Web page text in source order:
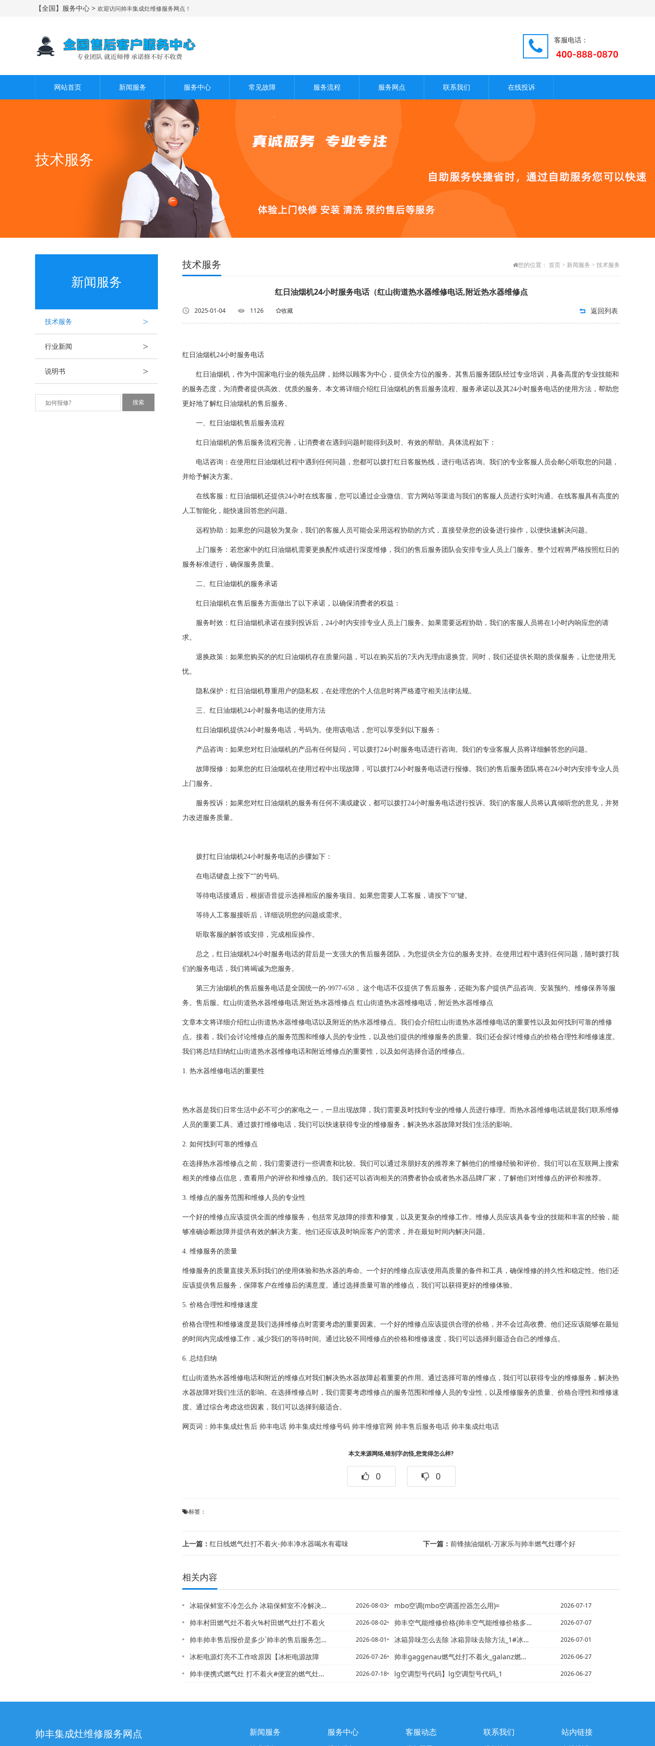
【全国】服务中心 > 欢迎访问帅丰集成灶维修服务网点！
客服电话：
网站首页 新闻服务 服务中心 常见故障 服务流程 服务网点 联系我们 在线投诉
技术服务
新闻服务
技术服务 >
行业新闻 >
说明书 >
技术服务 您的位置： 首页 > 新闻服务 > 技术服务
红日油烟机24小时服务电话（红山街道热水器维修电话,附近热水器维修点
2025-01-04 1126 收藏 返回列表
红日油烟机24小时服务电话
红日油烟机，作为中国家电行业的领先品牌，始终以顾客为中心，提供全方位的服务。其售后服务团队经过专业培训，具备高度的专业技能和
的服务态度，为消费者提供高效、优质的服务。本文将详细介绍红日油烟机的售后服务流程、服务承诺以及其24小时服务电话的使用方法，帮助您
更好地了解红日油烟机的售后服务。
一、红日油烟机售后服务流程
红日油烟机的售后服务流程完善，让消费者在遇到问题时能得到及时、有效的帮助。具体流程如下：
电话咨询：在使用红日油烟机过程中遇到任何问题，您都可以拨打红日客服热线，进行电话咨询。我们的专业客服人员会耐心听取您的问题，
并给予解决方案。
在线客服：红日油烟机还提供24小时在线客服，您可以通过企业微信、官方网站等渠道与我们的客服人员进行实时沟通。在线客服具有高度的
人工智能化，能快速回答您的问题。
远程协助：如果您的问题较为复杂，我们的客服人员可能会采用远程协助的方式，直接登录您的设备进行操作，以便快速解决问题。
上门服务：若您家中的红日油烟机需要更换配件或进行深度维修，我们的售后服务团队会安排专业人员上门服务。整个过程将严格按照红日的
服务标准进行，确保服务质量。
二、红日油烟机的服务承诺
红日油烟机在售后服务方面做出了以下承诺，以确保消费者的权益：
服务时效：红日油烟机承诺在接到投诉后，24小时内安排专业人员上门服务。如果需要远程协助，我们的客服人员将在1小时内响应您的请
求。
退换政策：如果您购买的的红日油烟机存在质量问题，可以在购买后的7天内无理由退换货。同时，我们还提供长期的质保服务，让您使用无
忧。
隐私保护：红日油烟机尊重用户的隐私权，在处理您的个人信息时将严格遵守相关法律法规。
三、红日油烟机24小时服务电话的使用方法
红日油烟机提供24小时服务电话，号码为。使用该电话，您可以享受到以下服务：
产品咨询：如果您对红日油烟机的产品有任何疑问，可以拨打24小时服务电话进行咨询。我们的专业客服人员将详细解答您的问题。
故障报修：如果您的红日油烟机在使用过程中出现故障，可以拨打24小时服务电话进行报修。我们的售后服务团队将在24小时内安排专业人员
上门服务。
服务投诉：如果您对红日油烟机的服务有任何不满或建议，都可以拨打24小时服务电话进行投诉。我们的客服人员将认真倾听您的意见，并努
力改进服务质量。
拨打红日油烟机24小时服务电话的步骤如下：
在电话键盘上按下“”的号码。
等待电话接通后，根据语音提示选择相应的服务项目。如果您需要人工客服，请按下“0”键。
等待人工客服接听后，详细说明您的问题或需求。
听取客服的解答或安排，完成相应操作。
总之，红日油烟机24小时服务电话的背后是一支强大的售后服务团队，为您提供全方位的服务支持。在使用过程中遇到任何问题，随时拨打我
们的服务电话，我们将竭诚为您服务。
第三方油烟机的售后服务电话是全国统一的-9977-658 。这个电话不仅提供了售后服务，还能为客户提供产品咨询、安装预约、维修保养等服
务。售后服。红山街道热水器维修电话,附近热水器维修点 红山街道热水器维修电话，附近热水器维修点
文章本文将详细介绍红山街道热水器维修电话以及附近的热水器维修点。我们会介绍红山街道热水器维修电话的重要性以及如何找到可靠的维修
点。接着，我们会讨论维修点的服务范围和维修人员的专业性，以及他们提供的维修服务的质量。我们还会探讨维修点的价格合理性和维修速度。
我们将总结归纳红山街道热水器维修电话和附近维修点的重要性，以及如何选择合适的维修点。
1. 热水器维修电话的重要性
热水器是我们日常生活中必不可少的家电之一，一旦出现故障，我们需要及时找到专业的维修人员进行修理。而热水器维修电话就是我们联系维修
人员的重要工具。通过拨打维修电话，我们可以快速获得专业的维修服务，解决热水器故障对我们生活的影响。
2. 如何找到可靠的维修点
在选择热水器维修点之前，我们需要进行一些调查和比较。我们可以通过亲朋好友的推荐来了解他们的维修经验和评价。我们可以在互联网上搜索
相关的维修点信息，查看用户的评价和维修点的。我们还可以咨询相关的消费者协会或者热水器品牌厂家，了解他们对维修点的评价和推荐。
3. 维修点的服务范围和维修人员的专业性
一个好的维修点应该提供全面的维修服务，包括常见故障的排查和修复，以及更复杂的维修工作。维修人员应该具备专业的技能和丰富的经验，能
够准确诊断故障并提供有效的解决方案。他们还应该及时响应客户的需求，并在最短时间内解决问题。
4. 维修服务的质量
维修服务的质量直接关系到我们的使用体验和热水器的寿命。一个好的维修点应该使用高质量的备件和工具，确保维修的持久性和稳定性。他们还
应该提供售后服务，保障客户在维修后的满意度。通过选择质量可靠的维修点，我们可以获得更好的维修体验。
5. 价格合理性和维修速度
价格合理性和维修速度是我们选择维修点时需要考虑的重要因素。一个好的维修点应该提供合理的价格，并不会过高收费。他们还应该能够在最短
的时间内完成维修工作，减少我们的等待时间。通过比较不同维修点的价格和维修速度，我们可以选择到最适合自己的维修点。
6. 总结归纳
红山街道热水器维修电话和附近的维修点对我们解决热水器故障起着重要的作用。通过选择可靠的维修点，我们可以获得专业的维修服务，解决热
水器故障对我们生活的影响。在选择维修点时，我们需要考虑维修点的服务范围和维修人员的专业性，以及维修服务的质量、价格合理性和维修速
度。通过综合考虑这些因素，我们可以选择到最适合。
网页词： 帅丰集成灶售后 帅丰电话 帅丰集成灶维修号码 帅丰维修官网 帅丰售后服务电话 帅丰集成灶电话
本文来源网络,错别字勿怪,您觉得怎么样?
0 0
标签：
上一篇： 红日线燃气灶打不着火-帅丰净水器喝水有霉味 下一篇： 前锋抽油烟机-万家乐与帅丰燃气灶哪个好
相关内容
冰箱保鲜室不冷怎么办 冰箱保鲜室不冷解决方法%冰箱保鲜室不制冷 2026-08-03
帅丰村田燃气灶不着火%村田燃气灶打不着火 2026-08-02
帅丰帅丰售后报价是多少`帅丰的售后服务怎么样最新标准 2026-08-01
冰柜电源灯亮不工作啥原因【冰柜电源故障 2026-07-26
帅丰便携式燃气灶 打不着火#便宜的燃气灶打不着火 2026-07-18
mbo空调(mbo空调遥控器怎么用)= 2026-07-17
帅丰空气能维修价格{帅丰空气能维修价格多少官网更新 2026-07-07
冰箱异味怎么去除 冰箱异味去除方法_1#冰箱异味怎么去除 冰箱有异味怎么回事 2026-07-01
帅丰gaggenau燃气灶打不着火_galanz燃气灶打不着火 2026-06-27
lg空调型号代码】lg空调型号代码_1 2026-06-27
帅丰集成灶维修服务网点 新闻服务 服务中心 客服动态 联系我们 站内链接